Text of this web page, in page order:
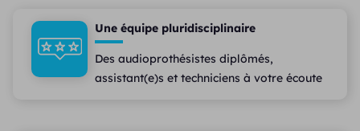
Une équipe pluridisciplinaire
Des audioprothésistes diplômés,
assistant(e)s et techniciens à votre écoute